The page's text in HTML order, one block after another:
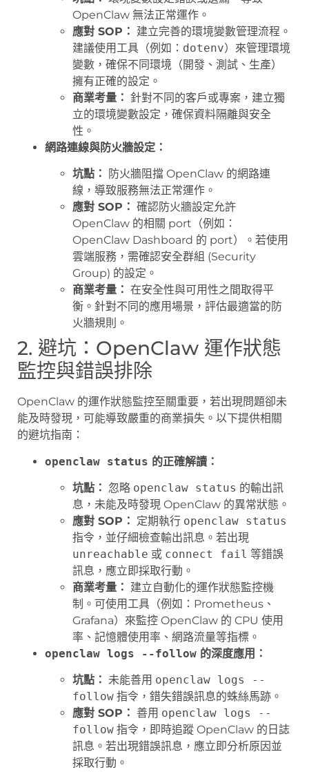
OpenClaw 無法正常運作。
應對 SOP： 建立完善的環境變數管理流程。
建議使用工具（例如： dotenv）來管理環境
變數，確保不同環境（開發、測試、生產）
擁有正確的設定。
商業考量： 針對不同的客戶或專案，建立獨
立的環境變數設定，確保資料隔離與安全
性。
網路連線與防火牆設定：
坑點：
防火牆阻擋 OpenClaw 的網路連
線，導致服務無法正常運作。
應對 SOP： 確認防火牆設定允許
OpenClaw 的相關 port（例如：
OpenClaw Dashboard 的 port）。若使用
雲端服務，需確認安全群組 (Security
Group) 的設定。
商業考量： 在安全性與可用性之間取得平
衡。針對不同的應用場景，評估最適當的防
火牆規則。
2. 避坑：OpenClaw 運作狀態
監控與錯誤排除
OpenClaw 的運作狀態監控至關重要，若出現問題卻未
能及時發現，可能導致嚴重的商業損失。以下提供相關
的避坑指南：
openclaw status 的正確解讀：
坑點： 忽略 openclaw status 的輸出訊
息，未能及時發現 OpenClaw 的異常狀態。
應對 SOP： 定期執行 openclaw status
指令，並仔細檢查輸出訊息。若出現
unreachable 或 connect fail 等錯誤
訊息，應立即採取行動。
商業考量： 建立自動化的運作狀態監控機
制。可使用工具（例如：Prometheus、
Grafana）來監控 OpenClaw 的 CPU 使用
率、記憶體使用率、網路流量等指標。
openclaw logs --follow 的深度應用：
坑點： 未能善用 openclaw logs --
follow 指令，錯失錯誤訊息的蛛絲馬跡。
應對 SOP： 善用 openclaw logs --
follow 指令，即時追蹤 OpenClaw 的日誌
訊息。若出現錯誤訊息，應立即分析原因並
採取行動。